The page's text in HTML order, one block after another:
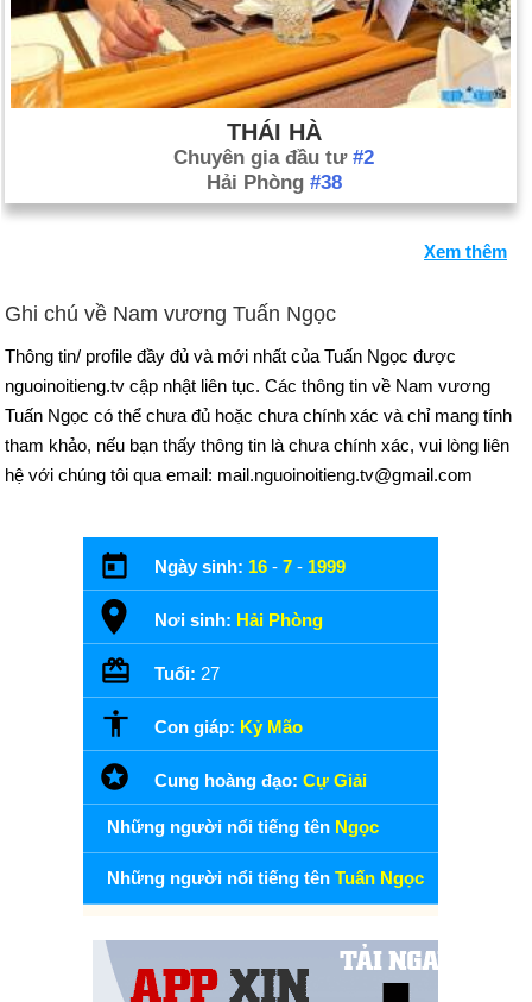
THÁI HÀ
Chuyên gia đầu tư #2
Hải Phòng #38
Xem thêm
Ghi chú về Nam vương Tuấn Ngọc
Thông tin/ profile đầy đủ và mới nhất của Tuấn Ngọc được
nguoinoitieng.tv cập nhật liên tục. Các thông tin về Nam vương
Tuấn Ngọc có thể chưa đủ hoặc chưa chính xác và chỉ mang tính
tham khảo, nếu bạn thấy thông tin là chưa chính xác, vui lòng liên
hệ với chúng tôi qua email: mail.nguoinoitieng.tv@gmail.com
Ngày sinh: 16 - 7 - 1999
Nơi sinh: Hải Phòng
Tuổi: 27
Con giáp: Kỷ Mão
Cung hoàng đạo: Cự Giải
Những người nổi tiếng tên Ngọc
Những người nổi tiếng tên Tuấn Ngọc